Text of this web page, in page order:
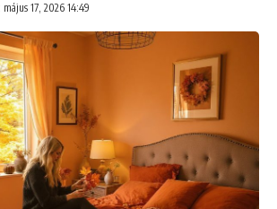
17, 2026 14:49